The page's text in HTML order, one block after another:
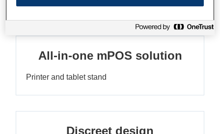
All-in-one mPOS solution
Printer and tablet stand
Discreet design